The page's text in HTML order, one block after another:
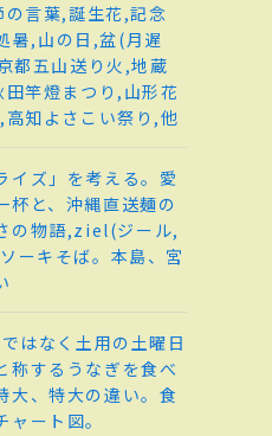
言葉,誕生花,記念
暑,山の日,盆(月遅
都五山送り火,地蔵
竿燈まつり,山形花
知よさこい祭り,他
イズ」を考える。愛
杯と、沖縄直送麺の
の物語,ziel(ジール,
ーキそば。本島、宮
はなく土用の土曜日
称するうなぎを食べ
大、特大の違い。食
ート図。